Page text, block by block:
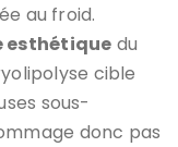
au froid.
esthétique du
cible
sous-
donc pas